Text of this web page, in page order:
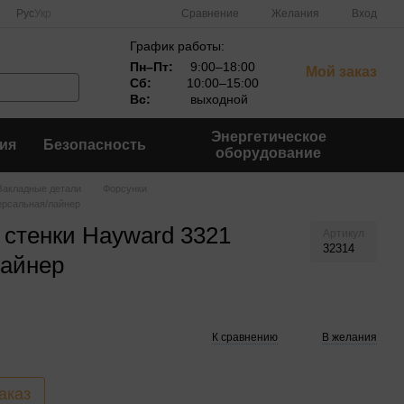
Рус Сравнение Желания Вход
График работы:
Пн–Пт:
9:00–18:00
Сб:
10:00–15:00
Вс:
выходной
Мой заказ
Безопасность
Энергетическое
оборудование
Закладные детали
Форсунки
лайнер
Hayward 3321
32314
К сравнению В желания